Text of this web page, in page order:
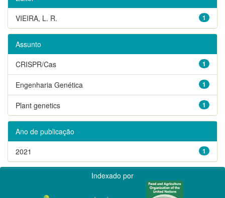
1
VIEIRA, L. R.
Assunto
1
CRISPR/Cas
1
Engenharia Genética
1
Plant genetics
Ano de publicação
1
2021
Indexado por